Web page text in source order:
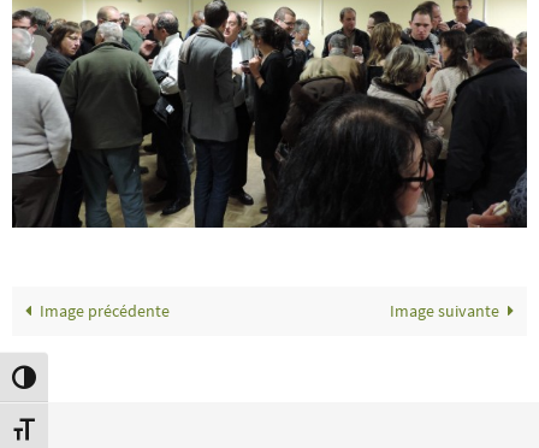
Passer en contraste élevé
Changer la taille de la police
Image précédente Image suivante